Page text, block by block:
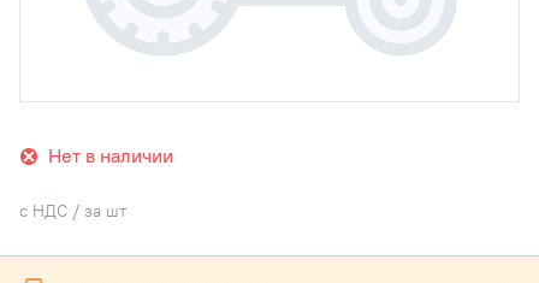
Нет в наличии
с НДС / за шт